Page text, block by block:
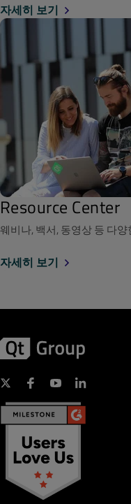
자세히 보기
Resource Center
웨비나, 백서, 동영상 등 다
자세히 보기